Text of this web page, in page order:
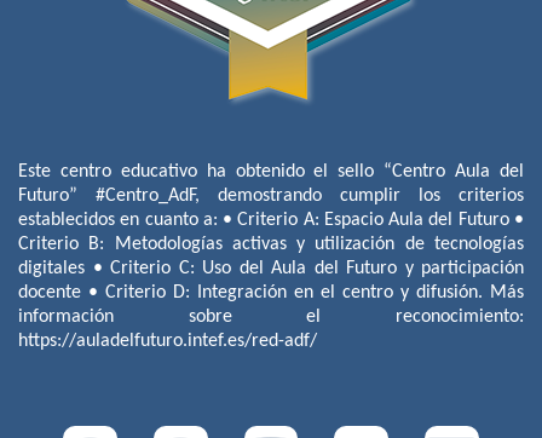
Este centro educativo ha obtenido el sello “Centro Aula del
Futuro” #Centro_AdF, demostrando cumplir los criterios
establecidos en cuanto a: • Criterio A: Espacio Aula del Futuro •
Criterio B: Metodologías activas y utilización de tecnologías
digitales • Criterio C: Uso del Aula del Futuro y participación
docente • Criterio D: Integración en el centro y difusión. Más
información sobre el reconocimiento:
https://auladelfuturo.intef.es/red-adf/